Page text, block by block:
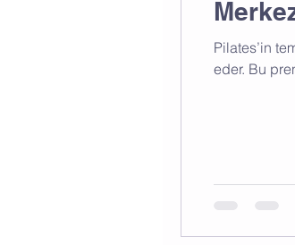
Pilates’in
eder. Bu